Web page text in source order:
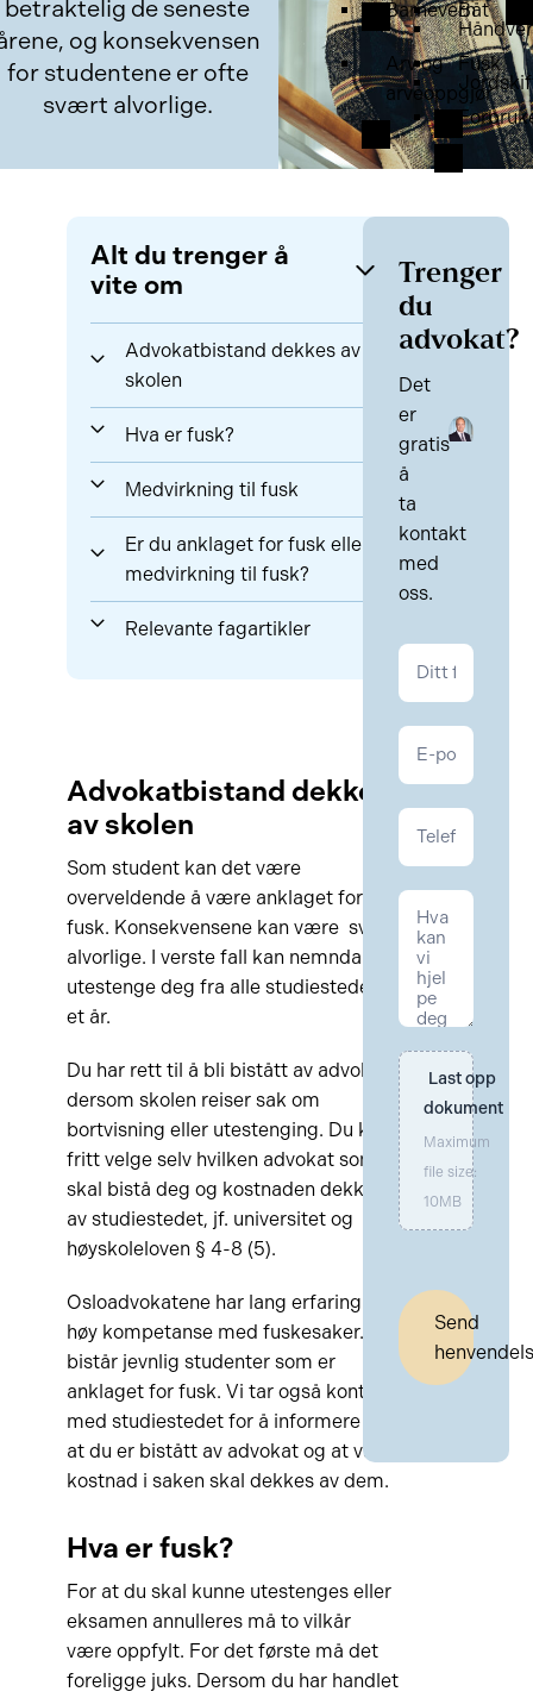
Barnevern
Arv og
arveoppgjør
Båt
Fusk
betraktelig de seneste
og konsekvensen
for studentene er ofte
svært alvorlige.
Alt du trenger å
vite om
Advokatbistand dekkes av
skolen
Hva er fusk?
Medvirkning til fusk
Er du anklaget for fusk eller
medvirkning til fusk?
Relevante fagartikler
Advokatbistand dekkes
av skolen
Som student kan det være
overveldende å være anklaget for
fusk. Konsekvensene kan være svært
alvorlige. I verste fall kan nemnda
utestenge deg fra alle studiesteder i
et år.
Du har rett til å bli bistått av advokat
dersom skolen reiser sak om
bortvisning eller utestenging. Du kan
fritt velge selv hvilken advokat som
skal bistå deg og kostnaden dekkes
av studiestedet, jf. universitet og
høyskoleloven § 4-8 (5).
Osloadvokatene har lang erfaring og
høy kompetanse med fuskesaker. Vi
bistår jevnlig studenter som er
anklaget for fusk. Vi tar også kontakt
med studiestedet for å informere om
at du er bistått av advokat og at vår
kostnad i saken skal dekkes av dem.
Hva er fusk?
For at du skal kunne utestenges eller
eksamen annulleres må to vilkår
være oppfylt. For det første må det
foreligge juks. Dersom du har handlet
Trenger
du
advokat?
Det
er
gratis
å
ta
kontakt
med
oss.
Kontakt
Last opp
dokument
Maximum
file size:
10MB
Send